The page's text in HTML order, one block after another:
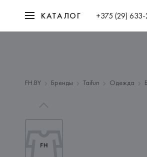
КАТАЛОГ +375 (29)
FH.BY Бренды Taifun Одежда